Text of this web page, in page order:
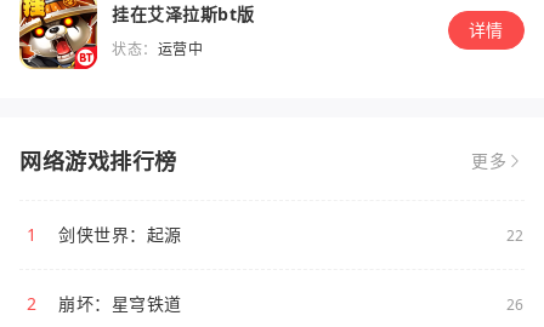
挂在艾泽拉斯bt版
状态： 运营中
详情
网络游戏排行榜 更多
1 剑侠世界：起源 22
2 崩坏：星穹铁道 26